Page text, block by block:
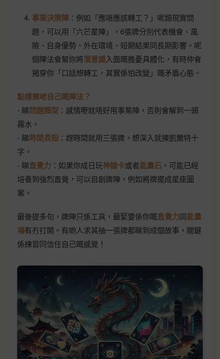
事業決策陣 ：例如「應唔應該轉工？」呢類現實問
題，可以用「六芒星陣」，6張牌分別代表機會、風
險、自身優勢、外在環境、短期結果同長期影響。呢
個陣法會幫你將潛意識入面嘅擔憂具體化，有時仲會
揭穿你「口話想轉工，其實係怕改變」嘅矛盾心態。
點樣揀啱自己嘅陣法？
- 睇問題類型 ：感情嘢就唔好用事業陣，否則會解到一頭
霧水。
- 睇時間長短 ：趕時間就用三張牌，想深入就揀凱爾特十
字。
- 睇直覺力 ：如果你成日玩神諭卡或者能量石 ，可能已經
培養到強烈直覺，可以自創牌陣，例如將牌擺成星座圖
案。
最後提多句，牌陣只係工具，最緊要係你嘅直覺力同能量
場有冇打開。有啲人求其抽一張牌都睇到成個故事，關鍵
係練習同信任自己嘅感覺！